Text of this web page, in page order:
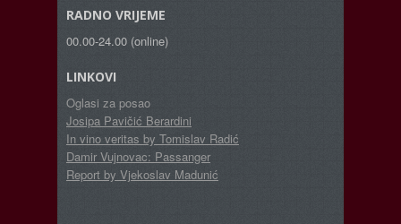
RADNO VRIJEME
00.00-24.00 (online)
LINKOVI
Oglasi za posao
Josipa Pavičić Berardini
In vino veritas by Tomislav Radić
Damir Vujnovac: Passanger
Report by Vjekoslav Madunić